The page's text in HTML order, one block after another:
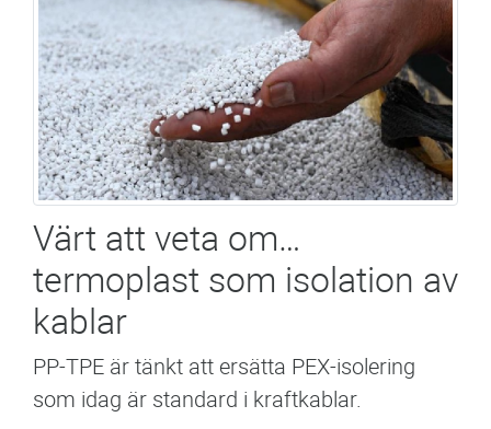
Värt att veta om…
termoplast som isolation av
kablar
PP-TPE är tänkt att ersätta PEX-isolering
som idag är standard i kraftkablar.